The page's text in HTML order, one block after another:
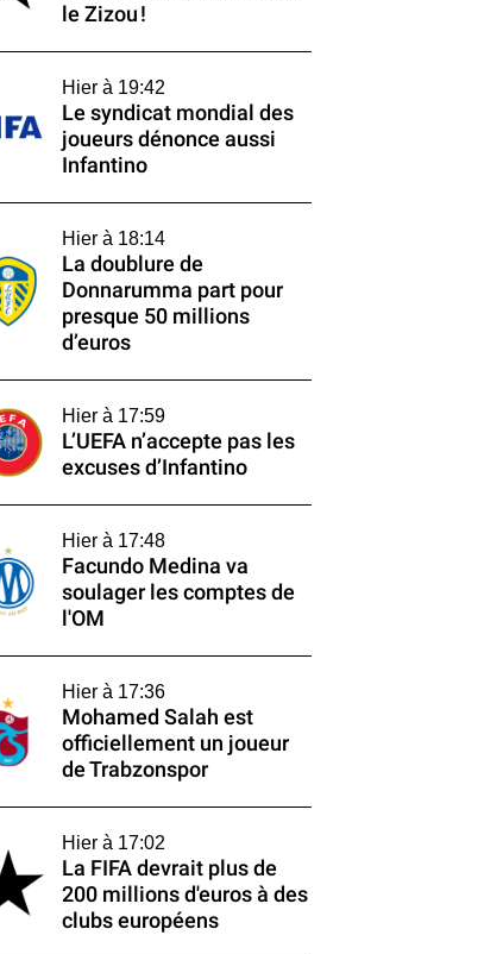
le Zizou !
Hier à 19:42
Le syndicat mondial des
joueurs dénonce aussi
Infantino
Hier à 18:14
La doublure de
Donnarumma part pour
presque 50 millions
d’euros
Hier à 17:59
L’UEFA n’accepte pas les
excuses d’Infantino
Hier à 17:48
Facundo Medina va
soulager les comptes de
l'OM
Hier à 17:36
Mohamed Salah est
officiellement un joueur
de Trabzonspor
Hier à 17:02
La FIFA devrait plus de
200 millions d'euros à des
clubs européens